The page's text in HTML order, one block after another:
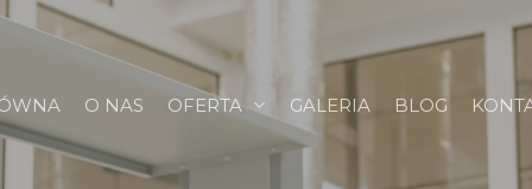
O NAS OFERTA GALERIA BLOG